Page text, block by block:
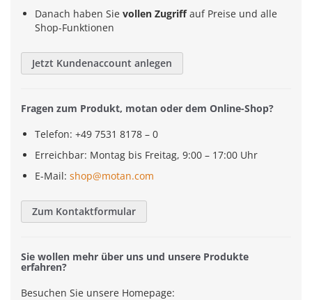
Danach haben Sie vollen Zugriffauf Preise und alle
Shop-Funktionen
Jetzt Kundenaccount anlegen
Fragen zum Produkt, motan oder dem Online-Shop?
Telefon: +49 7531 8178 – 0
Erreichbar: Montag bis Freitag, 9:00 – 17:00 Uhr
E-Mail: shop@motan.com
Zum Kontaktformular
Sie wollen mehr über uns und unsere Produkte
erfahren?
Besuchen Sie unsere Homepage: